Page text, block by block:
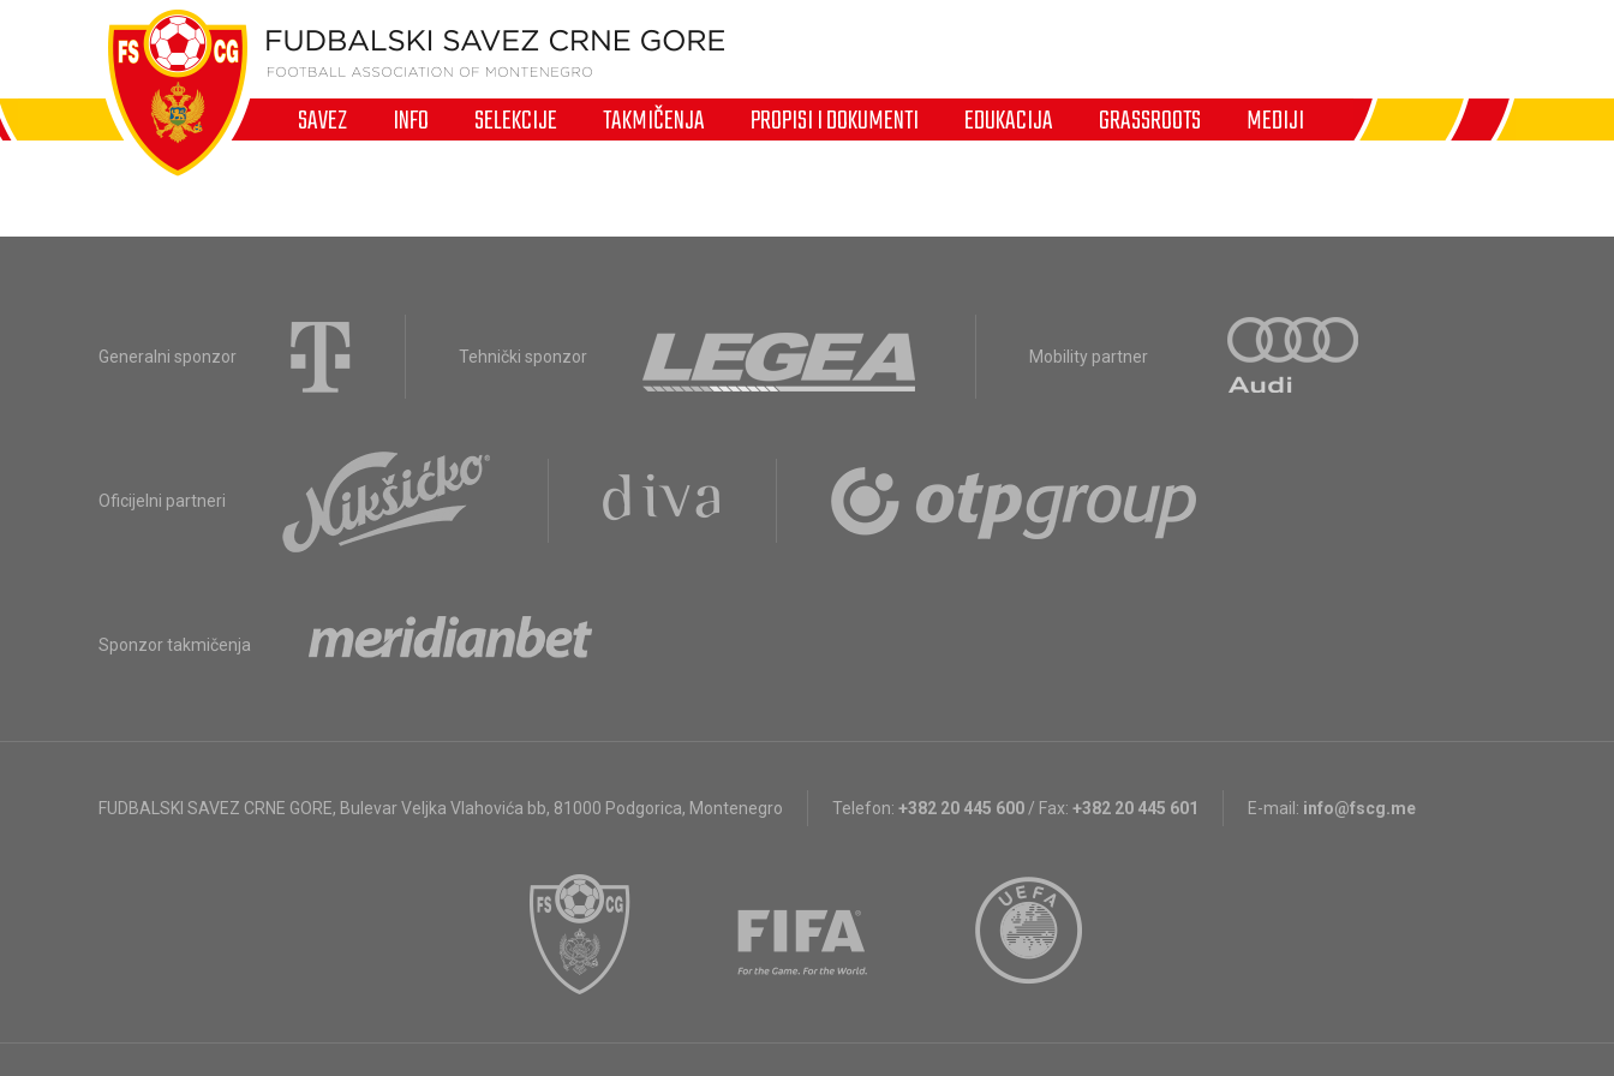
SAVEZ INFO SELEKCIJE TAKMIČENJA PROPISI I DOKUMENTI EDUKACIJA GRASSROOTS MEDIJI
Generalni sponzor Tehnički sponzor Mobility partner
Oficijelni partneri
Sponzor takmičenja
FUDBALSKI SAVEZ CRNE GORE, Bulevar Veljka Vlahovića bb, 81000 Podgorica, Montenegro Telefon: +382 20 445 600 / Fax: +382 20 445 601 E-mail: info@fscg.me